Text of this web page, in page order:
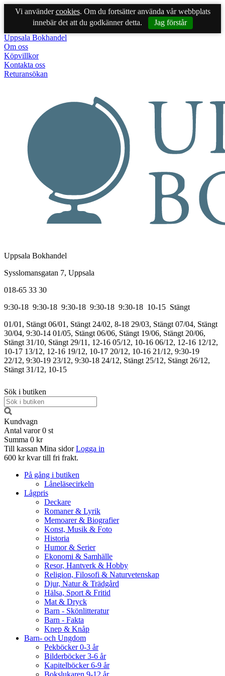
Vi användercookies. Om du fortsätter använda vår webbplats
innebär det att du godkänner detta.
Jag förstår
Uppsala Bokhandel
Om oss
Köpvillkor
Kontakta oss
Returansökan
Uppsala Bokhandel
Sysslomansgatan 7, Uppsala
018-65 33 30
9:30-18 9:30-18 9:30-18 9:30-18 9:30-18 10-15 Stängt
01/01, Stängt 06/01, Stängt 24/02, 8-18 29/03, Stängt 07/04, Stängt
30/04, 9:30-14 01/05, Stängt 06/06, Stängt 19/06, Stängt 20/06,
Stängt 31/10, Stängt 29/11, 12-16 05/12, 10-16 06/12, 12-16 12/12,
10-17 13/12, 12-16 19/12, 10-17 20/12, 10-16 21/12, 9:30-19
22/12, 9:30-19 23/12, 9:30-18 24/12, Stängt 25/12, Stängt 26/12,
Stängt 31/12, 10-15
Sök i butiken
Kundvagn
Antal varor 0 st
Summa 0 kr
Till kassan Mina sidor Logga in
600 kr kvar till fri frakt.
På gång i butiken
Låneläsecirkeln
Lågpris
Deckare
Romaner & Lyrik
Memoarer & Biografier
Konst, Musik & Foto
Historia
Humor & Serier
Ekonomi & Samhälle
Resor, Hantverk & Hobby
Religion, Filosofi & Naturvetenskap
Djur, Natur & Trädgård
Hälsa, Sport & Fritid
Mat & Dryck
Barn - Skönlitteratur
Barn - Fakta
Knep & Knåp
Barn- och Ungdom
Pekböcker 0-3 år
Bilderböcker 3-6 år
Kapitelböcker 6-9 år
Bokslukaren 9-12 år